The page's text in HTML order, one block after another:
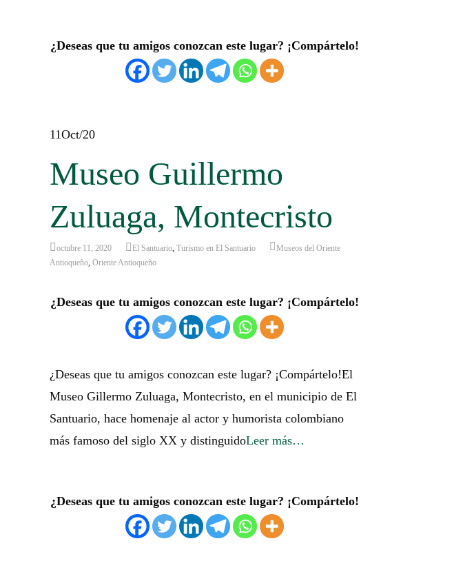
¿Deseas que tu amigos conozcan este lugar? ¡Compártelo!
11Oct/20
Museo Guillermo
Zuluaga, Montecristo
octubre 11, 2020 El Santuario, Turismo en El Santuario
Museos del Oriente
Antioqueño, Oriente Antioqueño
¿Deseas que tu amigos conozcan este lugar? ¡Compártelo!
¿Deseas que tu amigos conozcan este lugar? ¡Compártelo!El
Museo Gillermo Zuluaga, Montecristo, en el municipio de El
Santuario, hace homenaje al actor y humorista colombiano
más famoso del siglo XX y distinguidoLeer más…
¿Deseas que tu amigos conozcan este lugar? ¡Compártelo!